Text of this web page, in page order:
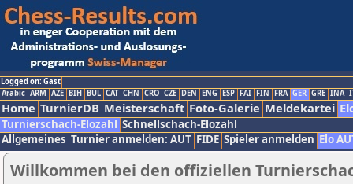
Logged on: Gast
Arabic ARM AZE BIH BUL CAT CHN CRO CZE DEN ENG ESP FAI FIN FRA GER GRE INA
Home TurnierDB Meisterschaft Foto-Galerie Meldekartei
Turnierschach-Elozahl Schnellschach-Elozahl
Allgemeines Turnier anmelden: AUT FIDE Spieler anmelden Elo
Willkommen bei den offiziellen